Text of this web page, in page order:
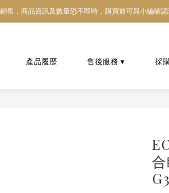
售，商品資訊及數量恐不即時，購買前可與小編確認
售，商品資訊及數量恐不即時，購買前可與小編確認
售，商品資訊及數量恐不即時，購買前可與小編確認